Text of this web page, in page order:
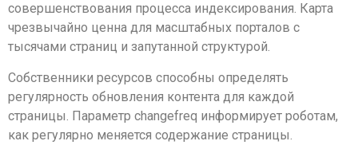
совершенствования процесса индексирования. Карта
чрезвычайно ценна для масштабных порталов с
тысячами страниц и запутанной структурой.
Собственники ресурсов способны определять
регулярность обновления контента для каждой
страницы. Параметр changefreq информирует роботам,
как регулярно меняется содержание страницы.